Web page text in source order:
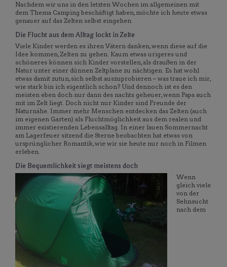
Nachdem wir uns in den letzten Wochen im allgemeinen mit
dem Thema Camping beschäftigt haben, möchte ich heute etwas
genauer auf das Zelten selbst eingehen.
Die Flucht aus dem Alltag lockt in Zelte
Viele Kinder werden es ihren Vätern danken, wenn diese auf die
Idee kommen, Zelten zu gehen. Kaum etwas urigeres und
schöneres können sich Kinder vorstellen, als draußen in der
Natur unter einer dünnen Zeltplane zu nächtigen. Es hat wohl
etwas damit zutun, sich selbst auszuprobieren – was traue ich mir,
wie stark bin ich eigentlich schon? Und dennoch ist es den
meisten eben doch nur dann des nachts geheuer, wenn Papa auch
mit im Zelt liegt. Doch nicht nur Kinder sind Freunde der
Naturnähe. Immer mehr Menschen entdecken das Zelten (auch
im eigenen Garten) als Fluchtmöglichkeit aus dem realen und
immer existierenden Lebensalltag. In einer lauen Sommernacht
am Lagerfeuer sitzend die Sterne beobachten hat etwas von
ursprünglicher Romantik, wie wir sie heute nur noch in Filmen
erleben.
Die Bequemlichkeit siegt meistens doch
Wenn
gleich viele
von der
Sehnsucht
nach dem